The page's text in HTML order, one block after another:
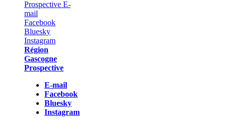
Région
Gascogne
Prospective
E-mail
Facebook
Bluesky
Instagram